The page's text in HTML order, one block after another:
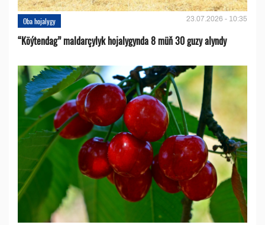
Oba hojalygy 23.07.2026 - 10:35
“Köýtendag” maldarçylyk hojalygynda 8 müň 30 guzy alyndy